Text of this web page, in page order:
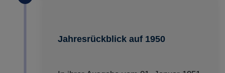
Jahresrückblick auf 1950